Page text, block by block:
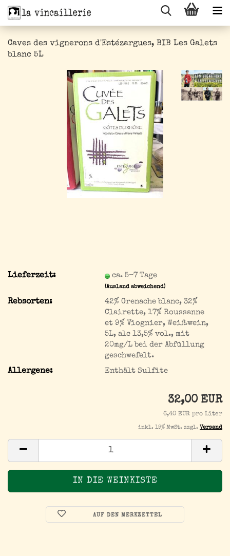
Caves des vignerons d'Estézargues, BIB Les Galets
blanc 5L
Lieferzeit: ca. 5-7 Tage
(Ausland abweichend)
Rebsorten:
42% Grenache blanc, 32%
Clairette, 17% Roussanne
et 9% Viognier, Weißwein,
5L, alc 13,5% vol., mit
20mg/L bei der Abfüllung
geschwefelt.
Allergene: Enthält Sulfite
32,00 EUR
6,40 EUR pro Liter
inkl. 19% MwSt. zzgl. Versand
AUF DEN MERKZETTEL